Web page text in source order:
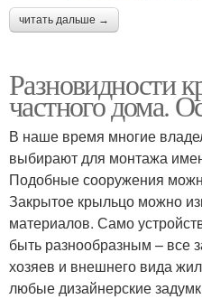
читать дальше →
Разновидности
частного дома.
В наше время многие
выбирают для монтажа
Подобные сооружения
Закрытое крыльцо можно
материалов. Само
быть разнообразным – все
хозяев и внешнего вида
любые дизайнерские